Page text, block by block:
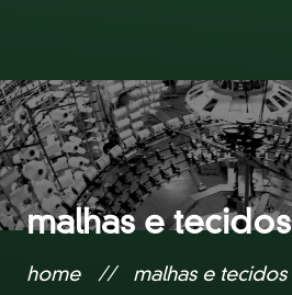
malhas e tecidos
home // malhas e tecidos